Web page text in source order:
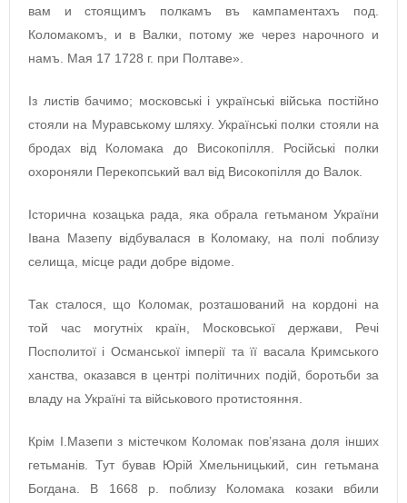
вам и стоящимъ полкамъ въ кампаментахъ под.
Коломакомъ, и в Валки, потому же через нарочного и
намъ. Мая 17 1728 г. при Полтаве».
Із листів бачимо; московські і українські війська постійно
стояли на Муравському шляху. Українські полки стояли на
бродах від Коломака до Високопілля. Російські полки
охороняли Перекопський вал від Високопілля до Валок.
Історична козацька рада, яка обрала гетьманом України
Івана Мазепу відбувалася в Коломаку, на полі поблизу
селища, місце ради добре відоме.
Так сталося, що Коломак, розташований на кордоні на
той час могутніх країн, Московської держави, Речі
Посполитої і Османської імперії та її васала Кримського
ханства, оказався в центрі політичних подій, боротьби за
владу на Україні та військового протистояння.
Крім І.Мазепи з містечком Коломак пов’язана доля інших
гетьманів. Тут бував Юрій Хмельницький, син гетьмана
Богдана. В 1668 р. поблизу Коломака козаки вбили